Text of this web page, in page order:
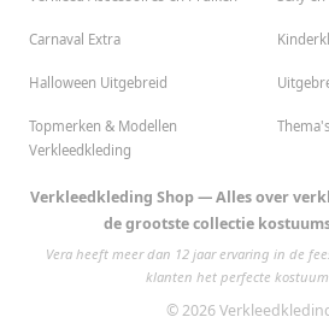
Carnaval Extra
Halloween Uitgebreid
Topmerken & Modellen
Verkleedkleding
Verkleedkleding Shop — Alles over
de grootste collectie
Vera heeft meer dan 12 jaar ervaring in de
klanten het perfecte
© 2026